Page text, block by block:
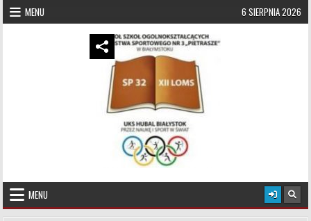
Skip to content
MENU 6 SIERPNIA 2026
UKS Hubal Białystok
MENU